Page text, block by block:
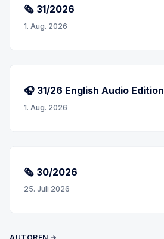
🗞 31/2026
1. Aug. 2026
🎧 31/26 English Audio Edition
1. Aug. 2026
🗞 30/2026
25. Juli 2026